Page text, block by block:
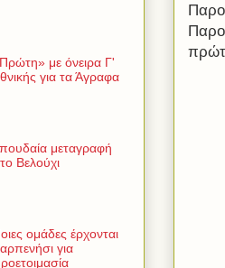
με όνειρα Γ'
για τα Άγραφα
μεταγραφή
Βελούχι
ομάδες έρχονται
για